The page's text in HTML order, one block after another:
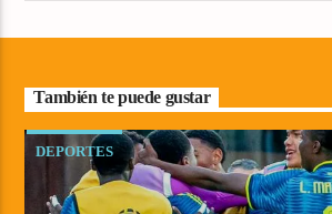
También te puede gustar
DEPORTES